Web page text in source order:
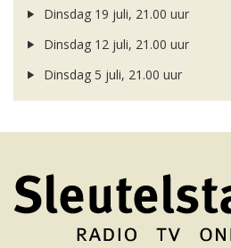
Dinsdag 19 juli, 21.00 uur
Dinsdag 12 juli, 21.00 uur
Dinsdag 5 juli, 21.00 uur